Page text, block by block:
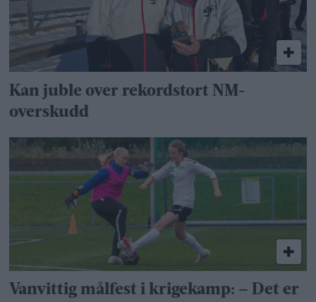
Kan juble over rekordstort NM-
overskudd
Vanvittig målfest i krigekamp: – Det er